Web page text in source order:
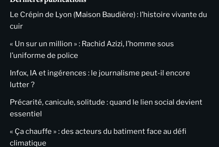
Le Crépin de Lyon (Maison Baudière) : l’histoire vivante du
cuir
« Un sur un million » : Rachid Azizi, l’homme sous
l’uniforme de police
Infox, IA et ingérences : le journalisme peut-il encore
lutter ?
Précarité, canicule, solitude : quand le lien social devient
essentiel
« Ça chauffe » : des acteurs du batiment face au défi
climatique